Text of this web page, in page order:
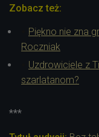
Zobacz też:
Piękno nie zna
Roczniak
Uzdrowiciele z
szarlatanom?
***